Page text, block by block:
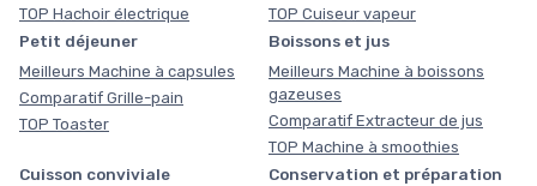
TOP Hachoir électrique
TOP Cuiseur vapeur
Petit déjeuner
Meilleurs Machine à capsules
Comparatif Grille-pain
TOP Toaster
Boissons et jus
Meilleurs Machine à boissons
gazeuses
Comparatif Extracteur de jus
TOP Machine à smoothies
Cuisson conviviale
Conservation et préparation